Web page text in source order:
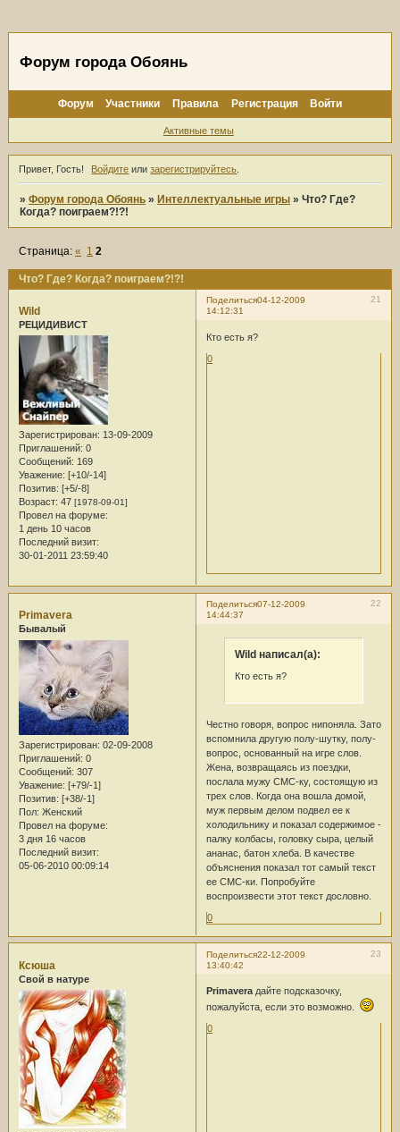
Форум города Обоянь
Форум Участники Правила Регистрация Войти
Активные темы
Привет, Гость! Войдите илизарегистрируйтесь
»Форум города Обоянь » Интеллектуальные игры »Что? Где?
Когда? поиграем?!?!
Что? Где? Когда? поиграем?!?!
Страница:« 1 2
Поделиться 21
04-12-2009
14:12:31
Wild
РЕЦИДИВИСТ
Зарегистрирован: 13-09-2009
Приглашений: 0
Сообщений: 169
Уважение: [+10/-14]
Позитив: [+5/-8]
Возраст: 47 [1978-09-01]
Провел на форуме:
1 день 10 часов
Последний визит:
30-01-2011 23:59:40
Кто есть я?
0
Поделиться 22
07-12-2009
14:44:37
Primavera
Бывалый
Зарегистрирован: 02-09-2008
Приглашений: 0
Сообщений: 307
Уважение: [+79/-1]
Позитив: [+38/-1]
Пол: Женский
Провел на форуме:
3 дня 16 часов
Последний визит:
05-06-2010 00:09:14
Wild написал(а):
Кто есть я?
Честно говоря, вопрос нипоняла. Зато
вспомнила другую полу-шутку, полу-
вопрос, основанный на игре слов.
Жена, возвращаясь из поездки,
послала мужу СМС-ку, состоящую из
трех слов. Когда она вошла домой,
муж первым делом подвел ее к
холодильнику и показал содержимое -
палку колбасы, головку сыра, целый
ананас, батон хлеба. В качестве
объяснения показал тот самый текст
ее СМС-ки. Попробуйте
воспроизвести этот текст дословно.
0
Поделиться 23
22-12-2009
13:40:42
Ксюша
Свой в натуре
Primaveraдайте подсказочку,
пожалуйста, если это возможно.
0